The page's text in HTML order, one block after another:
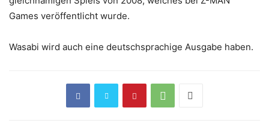
Games veröffentlicht wurde.
Wasabi wird auch eine deutschsprachige Ausgabe haben.